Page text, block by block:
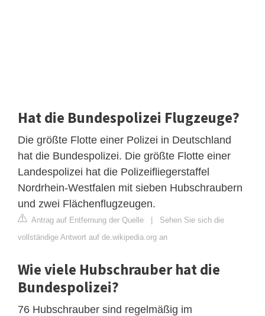
Hat die Bundespolizei Flugzeuge?
Die größte Flotte einer Polizei in Deutschland
hat die Bundespolizei. Die größte Flotte einer
Landespolizei hat die Polizeifliegerstaffel
Nordrhein-Westfalen mit sieben Hubschraubern
und zwei Flächenflugzeugen.
Antrag auf Entfernung der Quelle | Sehen Sie sich die
vollständige Antwort auf de.wikipedia.org an
Wie viele Hubschrauber hat die
Bundespolizei?
76 Hubschrauber sind regelmäßig im